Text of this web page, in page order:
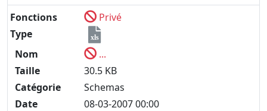
Fonctions
Privé
Type
xls
Nom
...
Taille
30.5 KB
Catégorie
Schemas
Date
08-03-2007 00:00